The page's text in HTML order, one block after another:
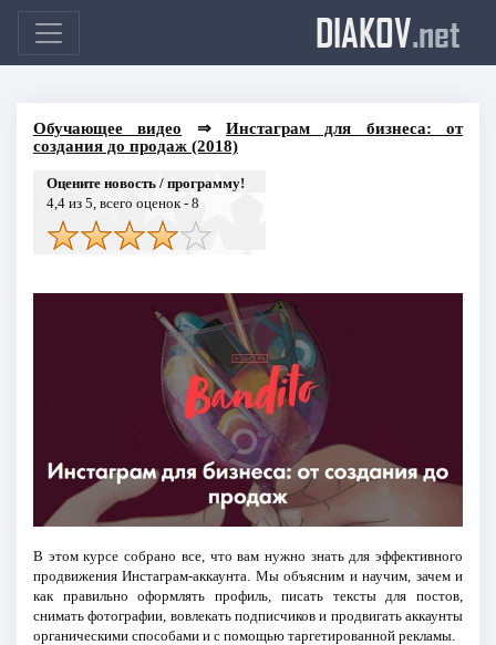
DIAKOV.net
Обучающее видео ⇒Инстаграм для бизнеса: от
создания до продаж (2018)
Оцените новость / программу!
4,4из 5, всего оценок - 8
В этом курсе собрано все, что вам нужно знать для эффективного
продвижения Инстаграм-аккаунта. Мы объясним и научим, зачем и
как правильно оформлять профиль, писать тексты для постов,
снимать фотографии, вовлекать подписчиков и продвигать аккаунты
органическими способами и с помощью таргетированной рекламы.